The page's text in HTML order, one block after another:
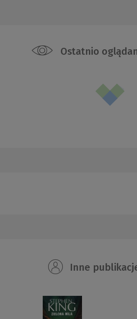
Ostatnio
Inne